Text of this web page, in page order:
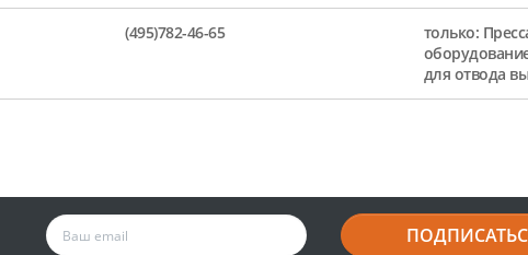
(495)782-46-65
только:
для отвода